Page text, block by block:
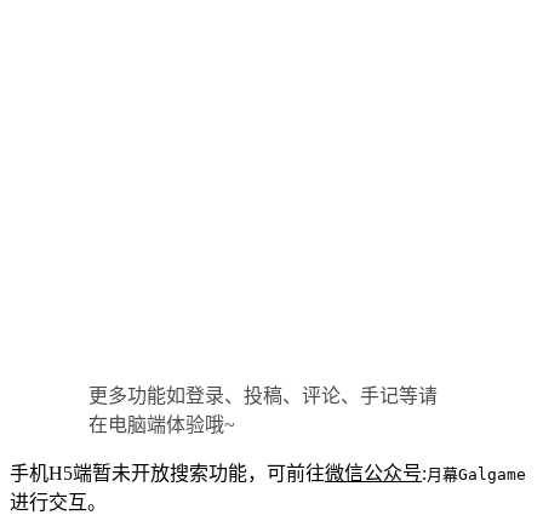
更多功能如登录、投稿、评论、手记等请
在电脑端体验哦~
手机H5端暂未开放搜索功能，可前往微信公众号:月幕Galgame
进行交互。